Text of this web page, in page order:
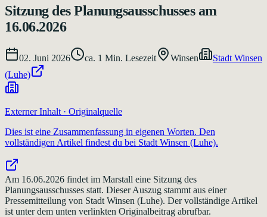
Sitzung des Planungsausschusses am
16.06.2026
02. Juni 2026 ca. 1 Min. Lesezeit Winsen
Stadt Winsen
(Luhe)
Externer Inhalt · Originalquelle
Dies ist eine Zusammenfassung in eigenen Worten. Den
vollständigen Artikel findest du bei Stadt Winsen (Luhe).
Am 16.06.2026 findet im Marstall eine Sitzung des
Planungsausschusses statt. Dieser Auszug stammt aus einer
Pressemitteilung von Stadt Winsen (Luhe). Der vollständige Artikel
ist unter dem unten verlinkten Originalbeitrag abrufbar.